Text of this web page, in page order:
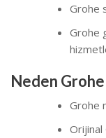
Grohe
Grohe
Neden
Grohe
Orijinal